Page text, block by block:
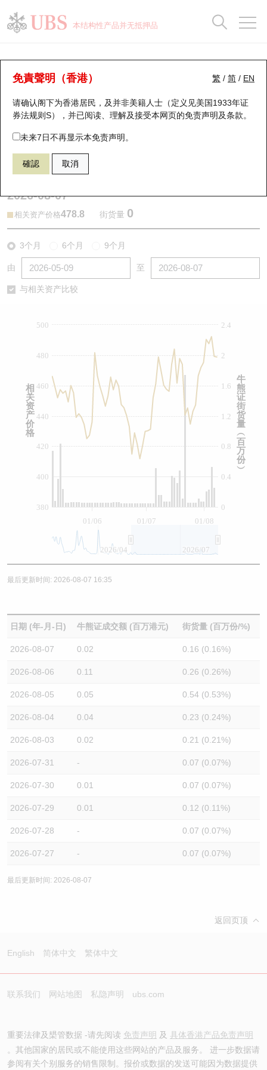
本结构性产品并无抵押品
繁 / 简 / EN
免責聲明（香港）
请确认阁下为香港居民，及并非美籍人士（定义见美国1933年证
券法规则S），并已阅读、理解及接受本网页的免责声明及条款。
未来7日不再显示本免责声明。
確認 取消
牛熊证分析仪
表现 街货统计 比较
57563 瑞银熊证 0700 腾讯控股
2026-08-07
相关资产价格478.8 街货量 0
3个月 6个月 9个月
由 至
与相关资产比较
01/07
01/06 01/08
0
0.4
0.8
1.2
1.6
2
2.4
400
500
380
420
440
460
480
2026/04 2026/07
牛
熊
证
街
货
量
︵
百
万
份
︶
相
关
资
产
价
格
最后更新时间: 2026-08-07 16:35
日期 (年-月-日) 牛熊证成交额 (百万港元) 街货量 (百万份/%)
2026-08-07 0.02 0.16 (0.16%)
2026-08-06 0.11 0.26 (0.26%)
2026-08-05 0.05 0.54 (0.53%)
2026-08-04 0.04 0.23 (0.24%)
2026-08-03 0.02 0.21 (0.21%)
2026-07-31 - 0.07 (0.07%)
2026-07-30 0.01 0.07 (0.07%)
2026-07-29 0.01 0.12 (0.11%)
2026-07-28 - 0.07 (0.07%)
2026-07-27 - 0.07 (0.07%)
最后更新时间: 2026-08-07
返回页顶
English 简体中文 繁体中文
联系我们 网站地图 私隐声明 ubs.com
重要法律及槼管数据 -请先阅读 免责声明 及 具体香港产品免责声明
。其他国家的居民或不能使用这些网站的产品及服务。 进一步数据请
参阅有关个别服务的销售限制。报价或数据的发送可能因为数据提供
瑞银认股证一览
新发行瑞银认股证
即将到期认股证
认股证到期结算价查找
认股证分析仪
认股证/牛熊证日志
街货统计
比较
牛熊全景快搜
牛熊证搜寻
牛熊证街货分布图
正股牛熊证列表
新发行瑞银牛熊证
牛熊证到期结算价查找
牛熊证文件及公告 (瑞信)
街货统计
比较
十大升幅/跌幅
十大认股证成交分布
十天股证占大市成交
资金流
街货统计
正股分析仪
二十大活跃股份
恒指成份股
国指成份股
科指成份股
中资ETFs溢价比较
收市竞价变化
持股比重
显示所有持股比重
每月轮证大市专题
轮证专栏
讲座及教育短片
认股证投资者教育
牛熊证投资者教育